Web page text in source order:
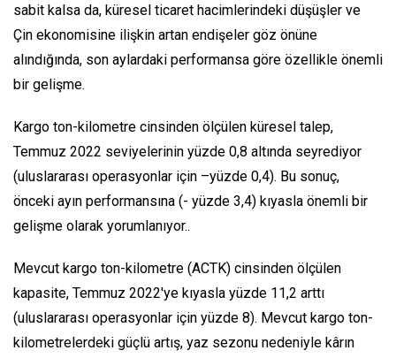
sabit kalsa da, küresel ticaret hacimlerindeki düşüşler ve
Çin ekonomisine ilişkin artan endişeler göz önüne
alındığında, son aylardaki performansa göre özellikle önemli
bir gelişme.
Kargo ton-kilometre cinsinden ölçülen küresel talep,
Temmuz 2022 seviyelerinin yüzde 0,8 altında seyrediyor
(uluslararası operasyonlar için –yüzde 0,4). Bu sonuç,
önceki ayın performansına (- yüzde 3,4) kıyasla önemli bir
gelişme olarak yorumlanıyor..
Mevcut kargo ton-kilometre (ACTK) cinsinden ölçülen
kapasite, Temmuz 2022'ye kıyasla yüzde 11,2 arttı
(uluslararası operasyonlar için yüzde 8). Mevcut kargo ton-
kilometrelerdeki güçlü artış, yaz sezonu nedeniyle kârın